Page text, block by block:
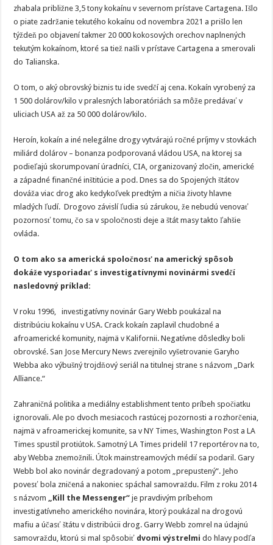
zhabala približne 3,5 tony kokaínu v severnom prístave Cartagena. Išlo
o piate zadržanie tekutého kokaínu od novembra 2021 a prišlo len
týždeň po objavení takmer 20 000 kokosových orechov naplnených
tekutým kokaínom, ktoré sa tiež našli v prístave Cartagena a smerovali
do Talianska.
O tom, o aký obrovský biznis tu ide svedčí aj cena. Kokaín vyrobený za
1 500 dolárov/kilo v pralesných laboratóriách sa môže predávať v
uliciach USA až za 50 000 dolárov/kilo.
Heroín, kokaín a iné nelegálne drogy vytvárajú ročné príjmy v stovkách
miliárd dolárov – bonanza podporovaná vládou USA, na ktorej sa
podieľajú skorumpovaní úradníci, CIA, organizovaný zločin, americké
a západné finančné inštitúcie a pod. Dnes sa do Spojených štátov
dováža viac drog ako kedykoľvek predtým a ničia životy hlavne
mladých ľudí. Drogovo závislí ľudia sú zárukou, že nebudú venovať
pozornosť tomu, čo sa v spoločnosti deje a štát masy takto ľahšie
ovláda.
O tom ako sa americká spoločnosť na americký spôsob
dokáže vysporiadať s investigatívnymi novinármi svedčí
nasledovný príklad:
V roku 1996, investigatívny novinár Gary Webb poukázal na
distribúciu kokaínu v USA. Crack kokaín zaplavil chudobné a
afroamerické komunity, najmä v Kalifornii. Negatívne dôsledky boli
obrovské. San Jose Mercury News zverejnilo vyšetrovanie Garyho
Webba ako výbušný trojdňový seriál na titulnej strane s názvom „Dark
Alliance.“
Zahraničná politika a mediálny establishment tento príbeh spočiatku
ignorovali. Ale po dvoch mesiacoch rastúcej pozornosti a rozhorčenia,
najmä v afroamerickej komunite, sa v NY Times, Washington Post a LA
Times spustil protiútok. Samotný LA Times pridelil 17 reportérov na to,
aby Webba znemožnili. Útok mainstreamových médií sa podaril. Gary
Webb bol ako novinár degradovaný a potom „prepustený“. Jeho
povesť bola zničená a nakoniec spáchal samovraždu. Film z roku 2014
s názvom „Kill the Messenger“ je pravdivým príbehom
investigatívneho amerického novinára, ktorý poukázal na drogovú
mafiu a účasť štátu v distribúcii drog. Garry Webb zomrel na údajnú
samovraždu, ktorú si mal spôsobiť dvomi výstrelmi do hlavy podľa